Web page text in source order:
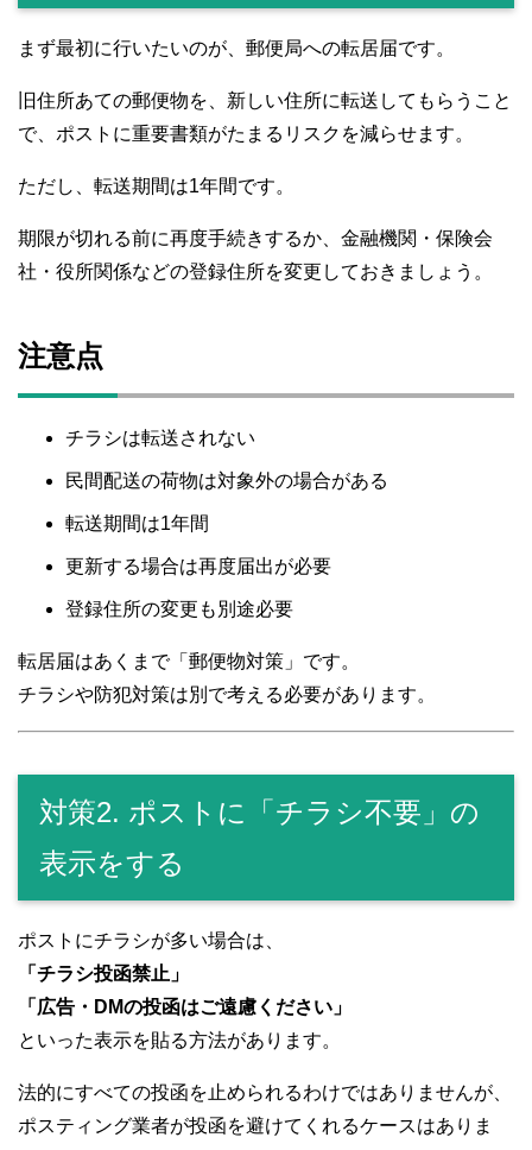
まず最初に行いたいのが、郵便局への転居届です。
旧住所あての郵便物を、新しい住所に転送してもらうこと
で、ポストに重要書類がたまるリスクを減らせます。
ただし、転送期間は1年間です。
期限が切れる前に再度手続きするか、金融機関・保険会
社・役所関係などの登録住所を変更しておきましょう。
注意点
チラシは転送されない
民間配送の荷物は対象外の場合がある
転送期間は1年間
更新する場合は再度届出が必要
登録住所の変更も別途必要
転居届はあくまで「郵便物対策」です。
チラシや防犯対策は別で考える必要があります。
対策2. ポストに「チラシ不要」の
表示をする
ポストにチラシが多い場合は、
「チラシ投函禁止」
「広告・DMの投函はご遠慮ください」
といった表示を貼る方法があります。
法的にすべての投函を止められるわけではありませんが、
ポスティング業者が投函を避けてくれるケースはありま